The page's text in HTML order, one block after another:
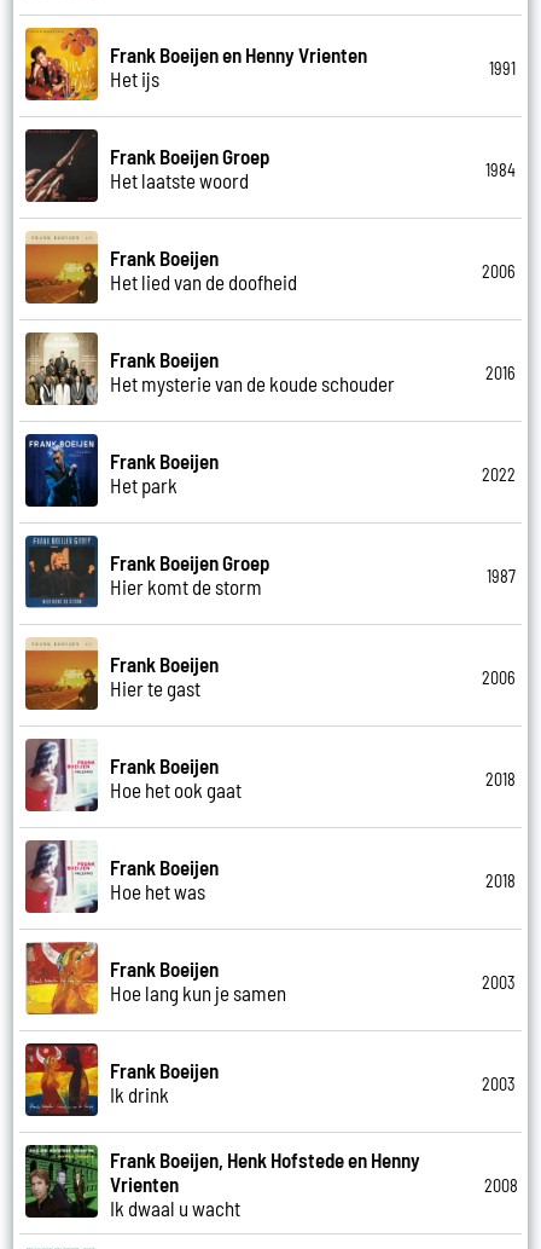
Frank Boeijen en Henny Vrienten
Het ijs
1991
Frank Boeijen Groep
Het laatste woord
1984
Frank Boeijen
Het lied van de doofheid
2006
Frank Boeijen
Het mysterie van de koude schouder
2016
Frank Boeijen
Het park
2022
Frank Boeijen Groep
Hier komt de storm
1987
Frank Boeijen
Hier te gast
2006
Frank Boeijen
Hoe het ook gaat
2018
Frank Boeijen
Hoe het was
2018
Frank Boeijen
Hoe lang kun je samen
2003
Frank Boeijen
Ik drink
2003
Frank Boeijen, Henk Hofstede en Henny
Vrienten
Ik dwaal u wacht
2008